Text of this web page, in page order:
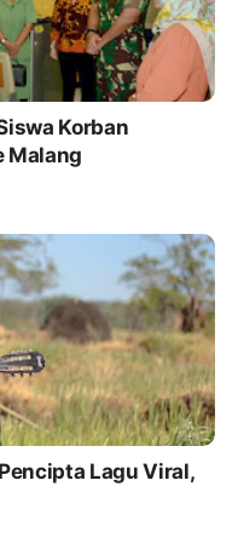
Korban
Malang
Lagu Viral,